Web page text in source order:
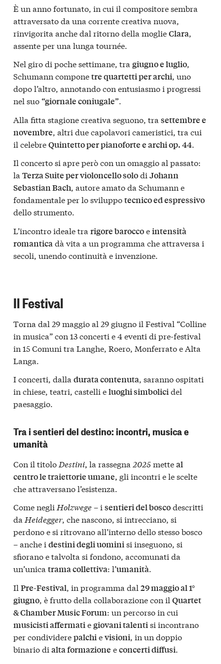
È un anno fortunato, in cui il compositore sembra
attraversato da una corrente creativa nuova,
rinvigorita anche dal ritorno della moglieClara,
assente per una lunga tournée.
Nel giro di poche settimane, tra giugno e luglio,
Schumann componetre quartetti per archi, uno
dopo l’altro, annotando con entusiasmo i progressi
nel suo “giornale coniugale”.
Alla fitta stagione creativa seguono, tra settembre e
novembre, altri due capolavori cameristici, tra cui
il celebreQuintetto per pianoforte e archi op. 44.
Il concerto si apre però con un omaggio al passato:
la Terza Suite per violoncello solodi Johann
Sebastian Bach, autore amato da Schumann e
fondamentale per lo sviluppotecnico ed espressivo
dello strumento.
L’incontro ideale tra rigore baroccoeintensità
romanticadà vita a un programma che attraversa i
secoli, unendo continuità e invenzione.
Il Festival
Torna dal 29 maggio al 29 giugno il Festival “Colline
in musica”con 13 concerti e 4 eventi di pre-festival
in 15 Comuni tra Langhe, Roero, Monferrato e Alta
Langa.
I concerti, dalla durata contenuta, saranno ospitati
in chiese, teatri, castelli eluoghi simbolicidel
paesaggio.
Tra i sentieri del destino: incontri, musica e
umanità
Con il titolo Destini, la rassegna 2025metteal
centro le traiettorie umane, gli incontri e le scelte
che attraversano l’esistenza.
Come negli Holzwege– i sentieri del boscodescritti
da Heidegger, che nascono, si intrecciano, si
perdono e si ritrovano all’interno dello stesso bosco
– anche i destini degli uominisi inseguono, si
sfiorano e talvolta si fondono, accomunati da
un’unica trama collettiva: l’umanità.
Il Pre-Festival, in programma dal 29 maggio al 1°
giugno, è frutto della collaborazione con il Quartet
& Chamber Music Forum: un percorso in cui
musicisti affermatiegiovani talentisi incontrano
per condividerepalchievisioni, in un doppio
binario di alta formazione econcerti diffusi.